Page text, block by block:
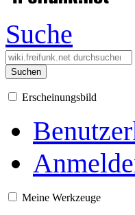
Suche
Suchen
Erscheinungsbild
Meine Werkzeuge